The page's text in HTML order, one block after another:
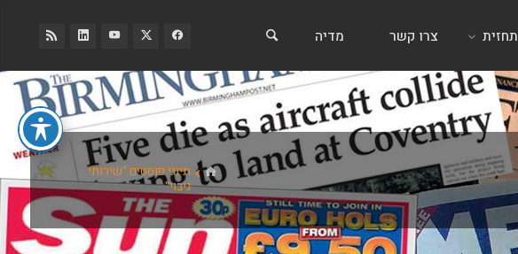
תחזית צרו קשר מדיה
ביתתיוגי פוסטים "שירותי
גיבוי"